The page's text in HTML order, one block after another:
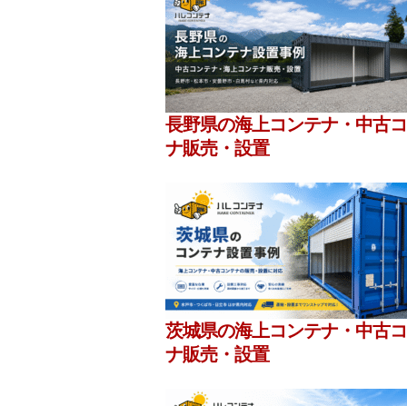
長野県の海上コンテナ・中古
ナ販売・設置
茨城県の海上コンテナ・中古
ナ販売・設置